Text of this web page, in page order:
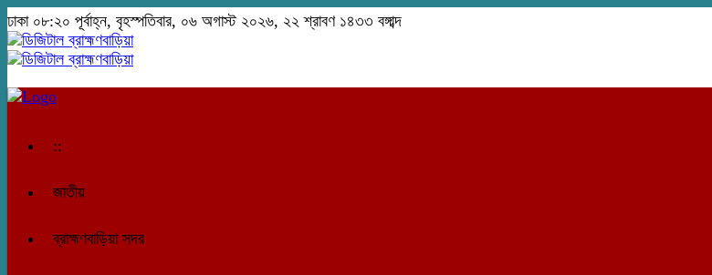
ঢাকা ০৮:২০ পূর্বাহ্ন, বৃহস্পতিবার, ০৬ অগাস্ট ২০২৬, ২২ শ্রাবণ ১৪৩৩ বঙ্গাব্দ
::
জাতীয়
ব্রাহ্মণবাড়িয়া সদর